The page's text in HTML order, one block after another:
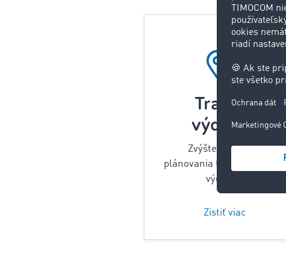
Trasy &
výdavky
Zvýšte efektivitu
plánovania trás a strážte si
výdavky.
Zistiť viac